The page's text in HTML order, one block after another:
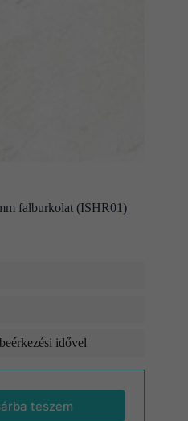
falburkolat (ISHR01)
idővel
teszem